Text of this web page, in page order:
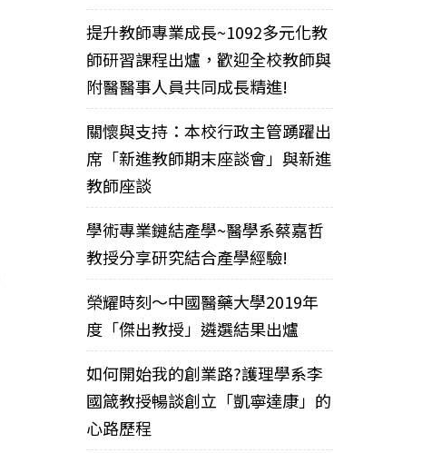
提升教師專業成長~1092多元化教
師研習課程出爐，歡迎全校教師與
附醫醫事人員共同成長精進!
關懷與支持：本校行政主管踴躍出
席「新進教師期末座談會」與新進
教師座談
學術專業鏈結產學~醫學系蔡嘉哲
教授分享研究結合產學經驗!
榮耀時刻～中國醫藥大學2019年
度「傑出教授」遴選結果出爐
如何開始我的創業路?護理學系李
國箴教授暢談創立「凱寧達康」的
心路歷程